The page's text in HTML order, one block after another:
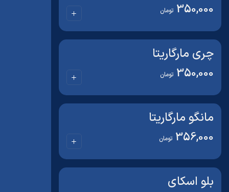
350,000 تومان
چری مارگاریتا
350,000 تومان
مانگو مارگاریتا
356,000 تومان
بلو اسکای